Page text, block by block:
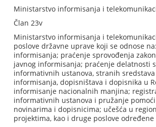
Ministarstvo informisanja i
Član 23v
Ministarstvo informisanja i
poslove državne uprave koji se odnose
informisanja; praćenje sprovođenja
javnog informisanja; praćenje delatnosti
informativnih ustanova, stranih
informisanja, dopisništava i dopisnika u
informisanje nacionalnih manjina;
informativnih ustanova i pružanje
novinarima i dopisnicima; učešća u
projektima, kao i druge poslove određene